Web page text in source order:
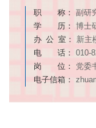
职 称： 副研
学 历： 博士
办 公 室： 新主
电 话： 010-
岗 位： 党委
电子信箱：